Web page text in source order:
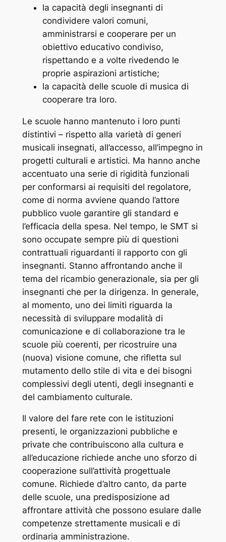
la capacità degli insegnanti di
condividere valori comuni,
amministrarsi e cooperare per un
obiettivo educativo condiviso,
rispettando e a volte rivedendo le
proprie aspirazioni artistiche;
la capacità delle scuole di musica di
cooperare tra loro.
Le scuole hanno mantenuto i loro punti
distintivi – rispetto alla varietà di generi
musicali insegnati, all’accesso, all’impegno in
progetti culturali e artistici. Ma hanno anche
accentuato una serie di rigidità funzionali
per conformarsi ai requisiti del regolatore,
come di norma avviene quando l’attore
pubblico vuole garantire gli standard e
l’efficacia della spesa. Nel tempo, le SMT si
sono occupate sempre più di questioni
contrattuali riguardanti il rapporto con gli
insegnanti. Stanno affrontando anche il
tema del ricambio generazionale, sia per gli
insegnanti che per la dirigenza. In generale,
al momento, uno dei limiti riguarda la
necessità di sviluppare modalità di
comunicazione e di collaborazione tra le
scuole più coerenti, per ricostruire una
(nuova) visione comune, che rifletta sul
mutamento dello stile di vita e dei bisogni
complessivi degli utenti, degli insegnanti e
del cambiamento culturale.
Il valore del fare rete con le istituzioni
presenti, le organizzazioni pubbliche e
private che contribuiscono alla cultura e
all’educazione richiede anche uno sforzo di
cooperazione sull’attività progettuale
comune. Richiede d’altro canto, da parte
delle scuole, una predisposizione ad
affrontare attività che possono esulare dalle
competenze strettamente musicali e di
ordinaria amministrazione.